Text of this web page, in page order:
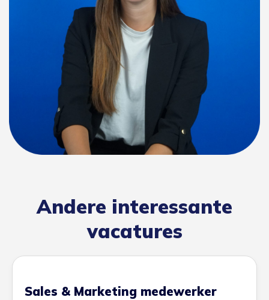
Andere interessante
vacatures
Sales & Marketing medewerker